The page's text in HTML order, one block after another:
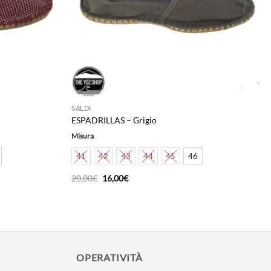
SALDI
ESPADRILLAS – Grigio
Misura
41 42 43 44 45 46
20,00€ Il
prezzo
16,00€Il
OPERATIVITÀ